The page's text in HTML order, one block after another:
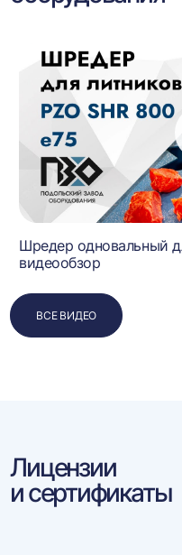
Шредер одновальный
видеообзор
ВСЕ ВИДЕО
Лицензии
и сертификаты